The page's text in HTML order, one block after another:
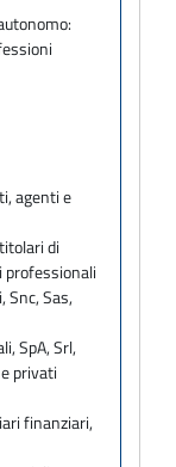
agenti e
di
Snc, Sas,
SpA, Srl,
privati
finanziari,